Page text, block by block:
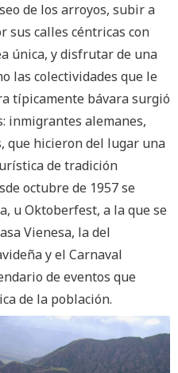
de los arroyos, subir a
sus calles céntricas con
única, y disfrutar de una
las colectividades que le
típicamente bávara surgió
inmigrantes alemanes,
que hicieron del lugar una
de tradición
octubre de 1957 se
u Oktoberfest, a la que se
Vienesa, la del
y el Carnaval
de eventos que
de la población.